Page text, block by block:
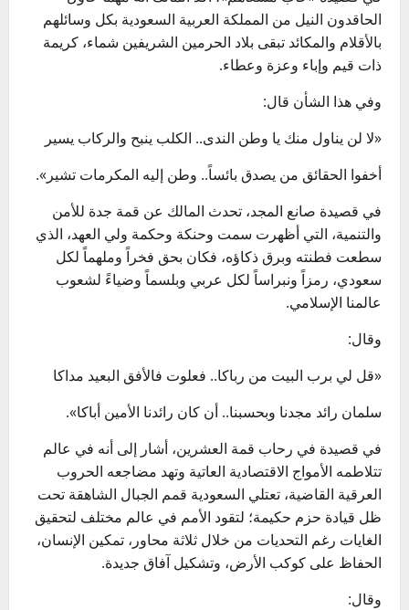
الحاقدون النيل من المملكة العربية السعودية بكل وسائلهم
بالأقلام والمكائد تبقى بلاد الحرمين الشريفين شماء، كريمة
ذات قيم وإباء وعزة وعطاء.
وفي هذا الشأن قال:
«لا لن يناول منك يا وطن الندى.. الكلب ينبح والركاب يسير
أخفوا الحقائق من يصدق بائساً.. وطن إليه المكرمات تشير».
في قصيدة صانع المجد، تحدث المالك عن قمة جدة للأمن
والتنمية، التي أظهرت سمت وحنكة وحكمة ولي العهد، الذي
سطعت فطنته وبرق ذكاؤه، فكان بحق فخراً وملهماً لكل
سعودي، رمزاً ونبراساً لكل عربي وبلسماً وضياءً لشعوب
عالمنا الإسلامي.
وقال:
«قل لي برب البيت من رباكا.. فعلوت فالأفق البعيد مداكا
سلمان رائد مجدنا وبحسبنا.. أن كان رائدنا الأمين أباكا».
في قصيدة في رحاب قمة العشرين، أشار إلى أنه في عالم
تتلاطمه الأمواج الاقتصادية العاتية وتهد مضاجعه الحروب
العرقية القاضية، تعتلي السعودية قمم الجبال الشاهقة تحت
ظل قيادة حزم حكيمة؛ لتقود الأمم في عالم مختلف لتحقيق
الغايات رغم التحديات من خلال ثلاثة محاور، تمكين الإنسان،
الحفاظ على كوكب الأرض، وتشكيل آفاق جديدة.
وقال: